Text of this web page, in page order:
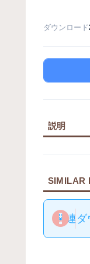
ダウンロード
説明
SIMILAR
関連